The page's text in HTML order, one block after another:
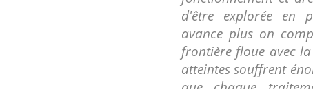
d'être explorée en
avance plus on
frontière floue avec
atteintes souffrent